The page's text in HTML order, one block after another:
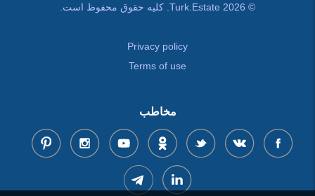
© Turk.Estate 2026. کلیه حقوق محفوظ است.
Privacy policy
Terms of use
مخاطب